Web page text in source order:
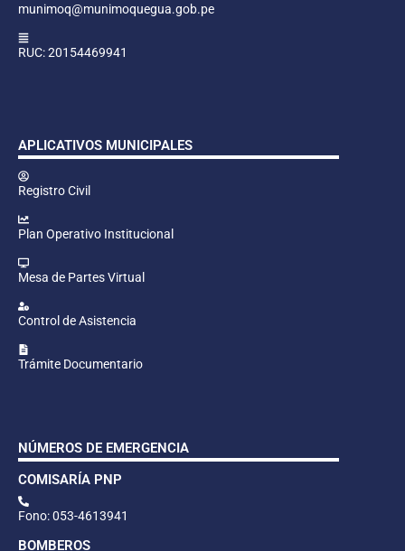
munimoq@munimoquegua.gob.pe
RUC: 20154469941
APLICATIVOS MUNICIPALES
Registro Civil
Plan Operativo Institucional
Mesa de Partes Virtual
Control de Asistencia
Trámite Documentario
NÚMEROS DE EMERGENCIA
COMISARÍA PNP
Fono: 053-4613941
BOMBEROS